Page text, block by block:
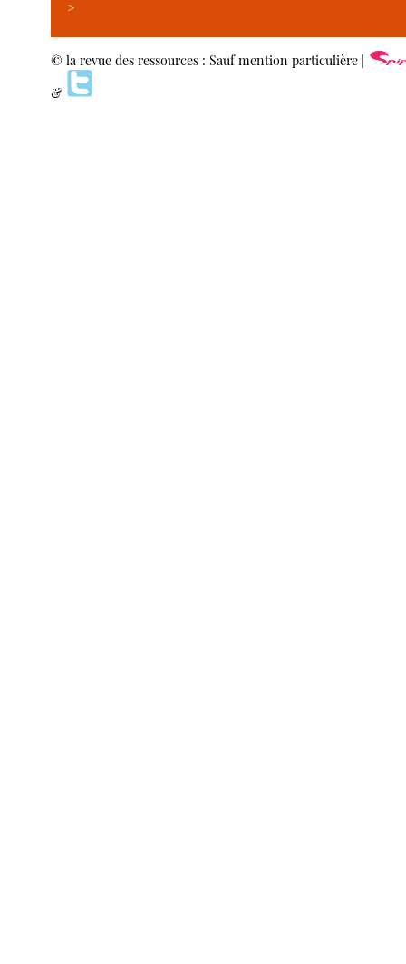
>
© la revue des ressources : Sauf mention particulière |
&